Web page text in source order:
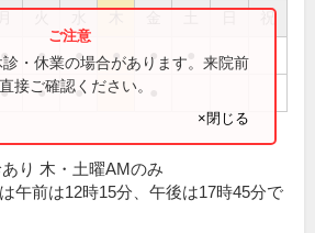
祝
● ● ● ● ●
● ● ●
・休業の場合があります。来院前
接ご確認ください。
×閉じる
り 木・土曜AMのみ
午前は12時15分、午後は17時45分で